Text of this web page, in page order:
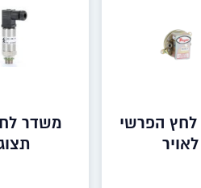
הפרשי
לאויר
משדר